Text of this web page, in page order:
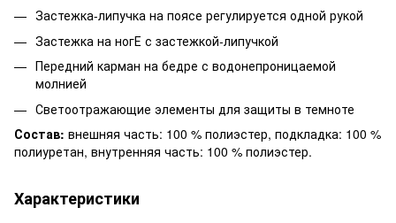
Застежка-липучка на поясе регулируется одной рукой
Застежка на ногЕ с застежкой-липучкой
Передний карман на бедре с водонепроницаемой
молнией
Светоотражающие элементы для защиты в темноте
Состав: внешняя часть: 100 % полиэстер, подкладка: 100 %
полиуретан, внутренняя часть: 100 % полиэстер.
Характеристики